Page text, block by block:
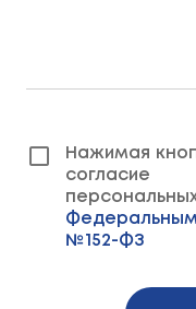
Нажимая
Федеральным
№152-ФЗ